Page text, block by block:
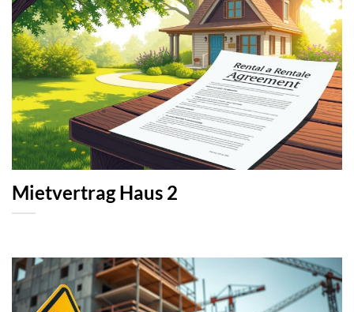
Mietvertrag Haus 2